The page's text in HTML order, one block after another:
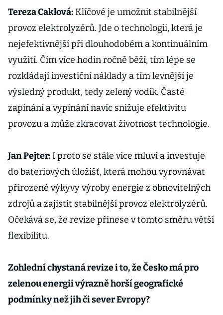
Tereza Caklová:Klíčové je umožnit stabilnější
provoz elektrolyzérů. Jde o technologii, která je
nejefektivnější při dlouhodobém a kontinuálním
využití. Čím více hodin ročně běží, tím lépe se
rozkládají investiční náklady a tím levnější je
výsledný produkt, tedy zelený vodík. Časté
zapínání a vypínání navíc snižuje efektivitu
provozu a může zkracovat životnost technologie.
Jan Pejter:I proto se stále více mluví a investuje
do bateriových úložišť, která mohou vyrovnávat
přirozené výkyvy výroby energie z obnovitelných
zdrojů a zajistit stabilnější provoz elektrolyzérů.
Očekává se, že revize přinese v tomto směru větší
flexibilitu.
Zohlední chystaná revize i to, že Česko má pro
zelenou energii výrazně horší geografické
podmínky než jih či sever Evropy?